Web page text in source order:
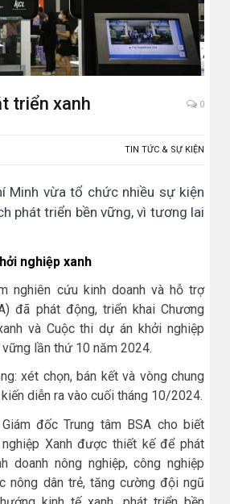
triển xanh 0
TIN TỨC & SỰ KIỆN
Minh vừa tổ chức nhiều sự kiện
phát triển bền vững, vì tương lai
nghiệp xanh
nghiên cứu kinh doanh và hỗ trợ
đã phát động, triển khai Chương
và Cuộc thi dự án khởi nghiệp
lần thứ 10 năm 2024.
xét chọn, bán kết và vòng chung
diễn ra vào cuối tháng 10/2024.
đốc Trung tâm BSA cho biết
Xanh được thiết kế để phát
doanh nông nghiệp, công nghiệp
nông dân trẻ, tăng cường đội ngũ